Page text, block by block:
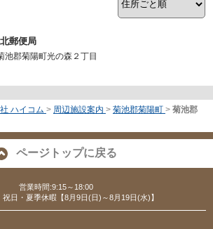
郵便局
池郡菊陽町光の森２丁目
ハイコム > 周辺施設案内 > 菊池郡菊陽町 > 菊池郡
ページトップに戻る
営業時間:9:15～18:00
祝日・夏季休暇【8月9日(日)～8月19日(水)】